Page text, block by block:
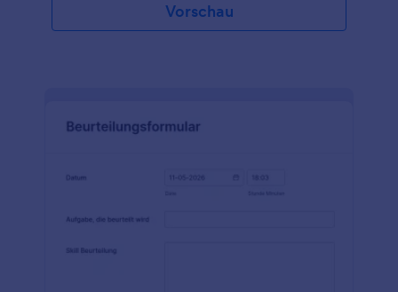
Vorschau